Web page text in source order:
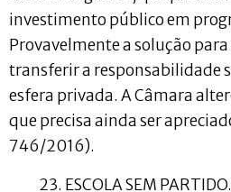
investimento público em
Provavelmente a solução
transferir a responsabilidade
esfera privada. A Câmara
que precisa ainda ser
746/2016).
23. ESCOLA SEM